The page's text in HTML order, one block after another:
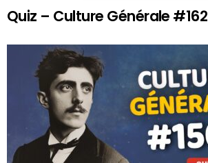
Quiz – Culture Générale #162